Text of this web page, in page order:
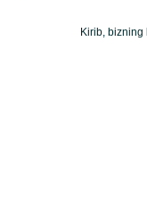
Kirib, bizning